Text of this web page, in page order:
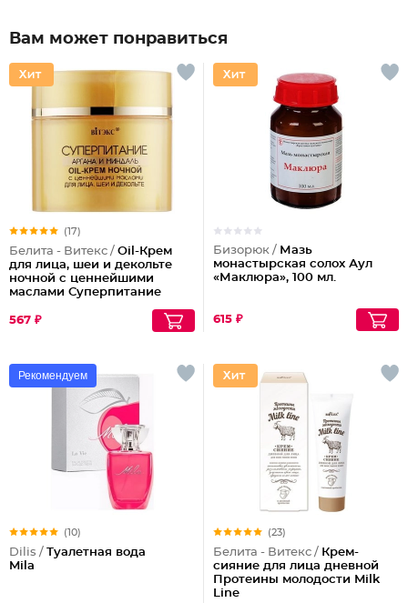
Вам может понравиться
(17)
Белита - Витекс / Oil-Крем
для лица, шеи и декольте
ночной с ценнейшими
маслами Суперпитание
567 ₽
Бизорюк / Мазь
монастырская солох Аул
«Маклюра», 100 мл.
615 ₽
Рекомендуем
(10)
Dilis / Туалетная вода
Mila
(23)
Белита - Витекс / Крем-
сияние для лица дневной
Протеины молодости Milk
Line